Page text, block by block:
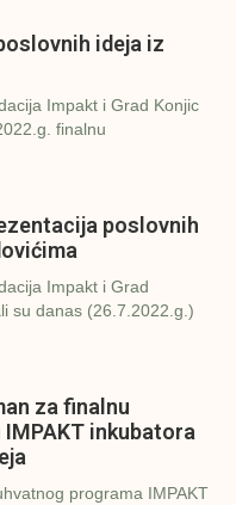
ideja iz
Impakt i Grad Konjic
finalnu
poslovnih
Impakt i Grad
su danas (26.7.2022.g.)
za finalnu
inkubatora
programa IMPAKT